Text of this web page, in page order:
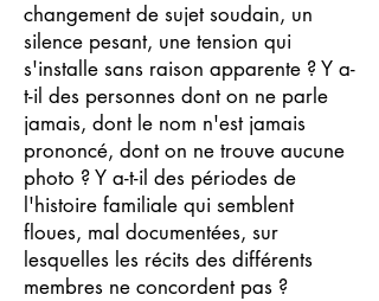
changement de sujet soudain, un
silence pesant, une tension qui
s'installe sans raison apparente ? Y a-
t-il des personnes dont on ne parle
jamais, dont le nom n'est jamais
prononcé, dont on ne trouve aucune
photo ? Y a-t-il des périodes de
l'histoire familiale qui semblent
floues, mal documentées, sur
lesquelles les récits des différents
membres ne concordent pas ?